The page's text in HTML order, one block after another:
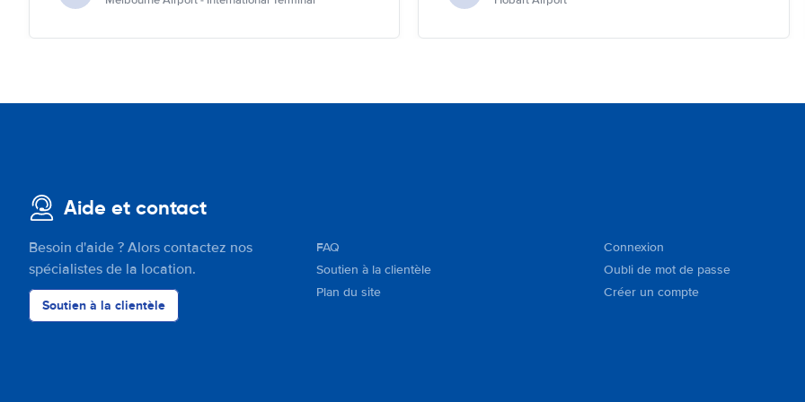
Aide et contact
Besoin d'aide ? Alors contactez nos
spécialistes de la location.
Soutien à la clientèle
FAQ
Soutien à la clientèle
Plan du site
Connexion
Oubli de mot de passe
Créer un compte